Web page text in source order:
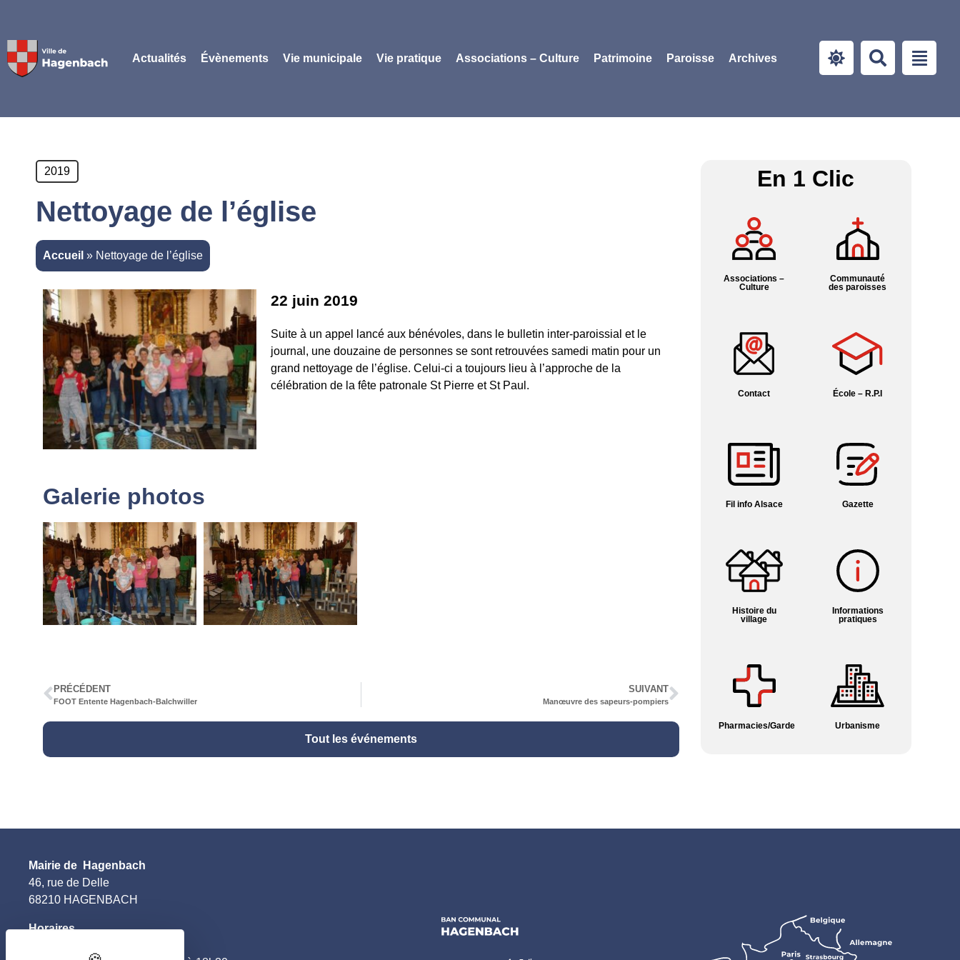
Actualités Évènements Vie municipale Vie pratique Associations – Culture Patrimoine Paroisse Archives
2019
Nettoyage de l’église
Accueil » Nettoyage de l’église
22 juin 2019
Suite à un appel lancé aux bénévoles, dans le bulletin inter-paroissial et le
journal, une douzaine de personnes se sont retrouvées samedi matin pour un
grand nettoyage de l’église. Celui-ci a toujours lieu à l’approche de la
célébration de la fête patronale St Pierre et St Paul.
Galerie photos
PRÉCÉDENT
FOOT Entente Hagenbach-Balchwiller
SUIVANT
Manœuvre des sapeurs-pompiers
Tout les événements
En 1 Clic
Associations –
Culture
Communauté
des paroisses
Contact École – R.P.I
Fil info Alsace Gazette
Histoire du
village
Informations
pratiques
Pharmacies/Garde Urbanisme
Mairie de Hagenbach
46, rue de Delle
68210 HAGENBACH
Horaires